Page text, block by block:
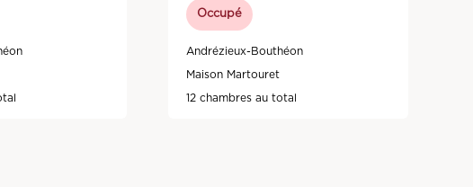
Occupé
Andrézieux-Bouthéon
Maison Martouret
12 chambres au total